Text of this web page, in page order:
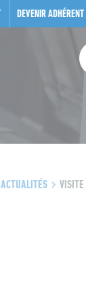
DEVENIR ADHÉRENT
ACTUALITÉS VISITE